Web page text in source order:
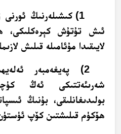
1) كىشىلەرنىڭ
ئىش تۇتۇش كېرەكلىكى،
لايىقىدا مۇئامىلە قىلىش
2) پەيغەمبەر
شەرىئەتتىكى ئەڭ
بولىدىغانلىقى، بۇنىڭ
ھۆكۈم قىلىشتىن كۆپ